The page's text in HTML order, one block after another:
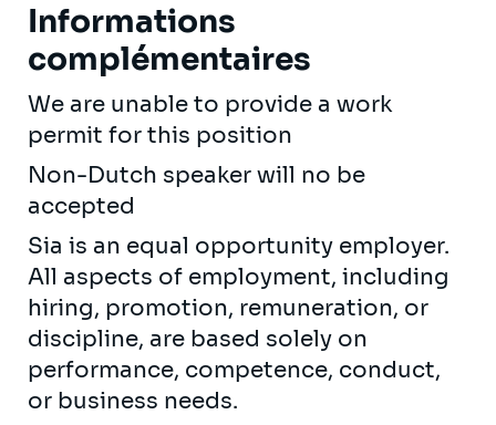
Informations
complémentaires
We are unable to provide a work
permit for this position
Non-Dutch speaker will no be
accepted
Sia is an equal opportunity employer.
All aspects of employment, including
hiring, promotion, remuneration, or
discipline, are based solely on
performance, competence, conduct,
or business needs.